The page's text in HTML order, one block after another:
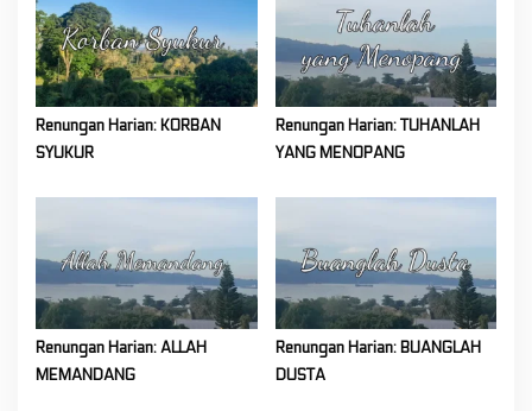
Renungan Harian: KORBAN
SYUKUR
Renungan Harian: TUHANLAH
YANG MENOPANG
Renungan Harian: ALLAH
MEMANDANG
Renungan Harian: BUANGLAH
DUSTA